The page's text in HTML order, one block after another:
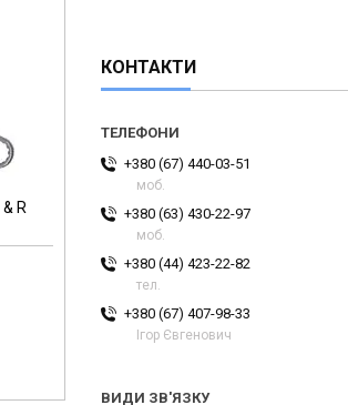
R
КОНТАКТИ
+380 (67) 440-03-51
моб.
+380 (63) 430-22-97
моб.
+380 (44) 423-22-82
тел.
+380 (67) 407-98-33
Ігор Євгенович